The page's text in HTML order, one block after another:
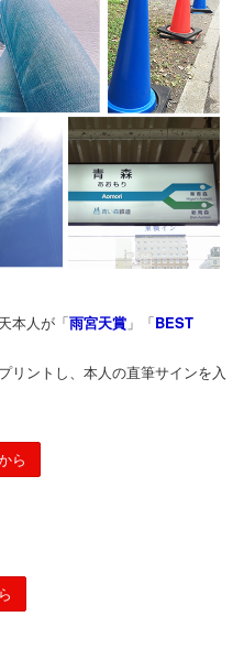
本人が「雨宮天賞 」「BEST
リントし、本人の直筆サインを入
ら